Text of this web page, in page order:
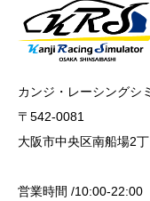
カンジ・レーシングシ
〒542-0081
大阪市中央区南船場2
営業時間 /10:00-22:00